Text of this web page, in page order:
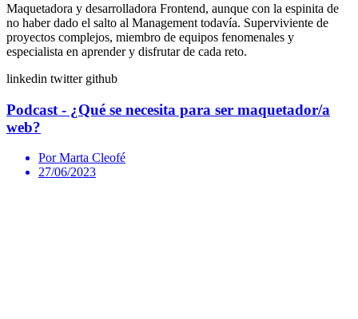
Maquetadora y desarrolladora Frontend, aunque con la espinita de
no haber dado el salto al Management todavía. Superviviente de
proyectos complejos, miembro de equipos fenomenales y
especialista en aprender y disfrutar de cada reto.
linkedin twitter github
Podcast - ¿Qué se necesita para ser maquetador/a
web?
Por Marta Cleofé
27/06/2023